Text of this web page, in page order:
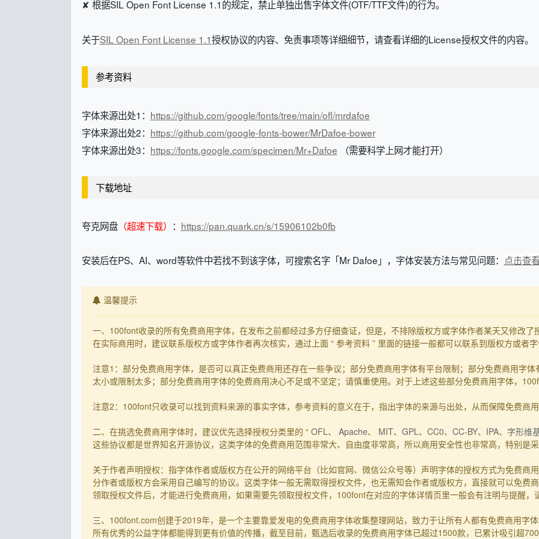
✘ 根据SIL Open Font License 1.1的规定，禁止单独出售字体文件(OTF/TTF文件)的行为。
关于SIL Open Font License 1.1授权协议的内容、免责事项等详细细节，请查看详细的License授权文件的内容。
参考资料
字体来源出处1： https://github.com/google/fonts/tree/main/ofl/mrdafoe
字体来源出处2： https://github.com/google-fonts-bower/MrDafoe-bower
字体来源出处3： https://fonts.google.com/specimen/Mr+Dafoe （需要科学上网才能打开）
下载地址
夸克网盘（超速下载） ： https://pan.quark.cn/s/15906102b0fb
安装后在PS、AI、word等软件中若找不到该字体，可搜索名字「Mr Dafoe」，字体安装方法与常见问题： 点击查
温馨提示
一、100font收录的所有免费商用字体，在发布之前都经过多方仔细查证，但是，不排除版权方或字体作者某天又修改
在实际商用时，建议联系版权方或字体作者再次核实，通过上面 “ 参考资料 ” 里面的链接一般都可以联系到版权方或者
注意1：部分免费商用字体，是否可以真正免费商用还存在一些争议；部分免费商用字体有平台限制；部分免费商用字
太小或限制太多；部分免费商用字体的免费商用决心不足或不坚定；请慎重使用。对于上述这些部分免费商用字体，
注意2：100font只收录可以找到资料来源的事实字体，参考资料的意义在于，指出字体的来源与出处，从而保障免费商
二、在挑选免费商用字体时，建议优先选择授权分类里的 “ OFL、 Apache、 MIT、 GPL、 CC0、 CC-BY、 IPA、 字形维
这些协议都是世界知名开源协议，这类字体的免费商用范围非常大、自由度非常高，所以商用安全性也非常高，特别是
关于作者声明授权：指字体作者或版权方在公开的网络平台（比如官网、微信公众号等）声明字体的授权方式为免费商
分作者或版权方会采用自己编写的协议。这类字体一般无需取得授权文件，也无需知会作者或版权方，直接就可以免费
领取授权文件后，才能进行免费商用，如果需要先领取授权文件，100font在对应的字体详情页里一般会有注明与提醒，
三、100font.com创建于2019年，是一个主要靠爱发电的免费商用字体收集整理网站，致力于让所有人都有免费商用字
所有优秀的公益字体都能得到更有价值的传播，截至目前，甄选后收录的免费商用字体已超过1500款，已累计吸引超